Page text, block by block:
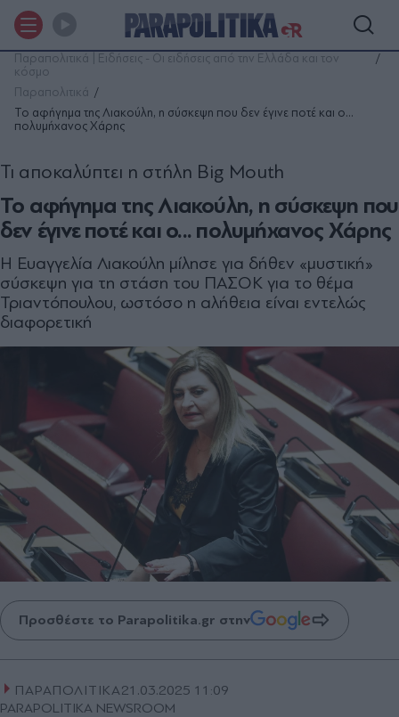
Παραπολιτικά | Ειδήσεις - Οι ειδήσεις από την Ελλάδα και τον
κόσμο
Παραπολιτικά
Το αφήγημα της Λιακούλη, η σύσκεψη που δεν έγινε ποτέ και ο...
πολυμήχανος Χάρης
Το αφήγημα της Λιακούλη, η σύσκεψη που
δεν έγινε ποτέ και ο... πολυμήχανος Χάρης
Τι αποκαλύπτει η στήλη Big Mouth
Η Ευαγγελία Λιακούλη μίλησε για δήθεν «μυστική»
σύσκεψη για τη στάση του ΠΑΣΟΚ για το θέμα
Τριαντόπουλου, ωστόσο η αλήθεια είναι εντελώς
διαφορετική
Προσθέστε το Parapolitika.gr στην
ΠΑΡΑΠΟΛΙΤΙΚΑ21.03.2025 11:09
PARAPOLITIKA NEWSROOM